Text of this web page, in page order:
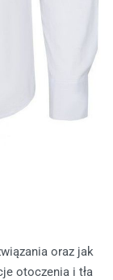
oraz jak
otoczenia i tła